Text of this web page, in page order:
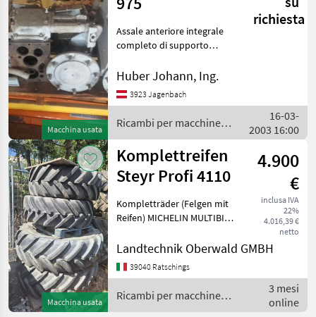
Macchina usata
richiesta
Assale anteriore integrale
completo di supporto
MWM_Motor in parti,
in parti, assale posteriore e
Huber Johann, Ing.
3923 Jagenbach
Ricambi per macchine
agricole / Steyr
16-03-
2003 16:00
Macchina usata
Komplettreifen
Steyr Profi 4110
4.900
€
inclusa IVA
22%
4.016,39 €
netto
Kompletträder (Felgen mit
Reifen) MICHELIN MULTIBIB,
Profil, 440/65R28 90% Profil
per macchine agricole Pezzi
Landtechnik Oberwald GMBH
39040 Ratschings
Ricambi per macchine
agricole / Steyr
3 mesi
online